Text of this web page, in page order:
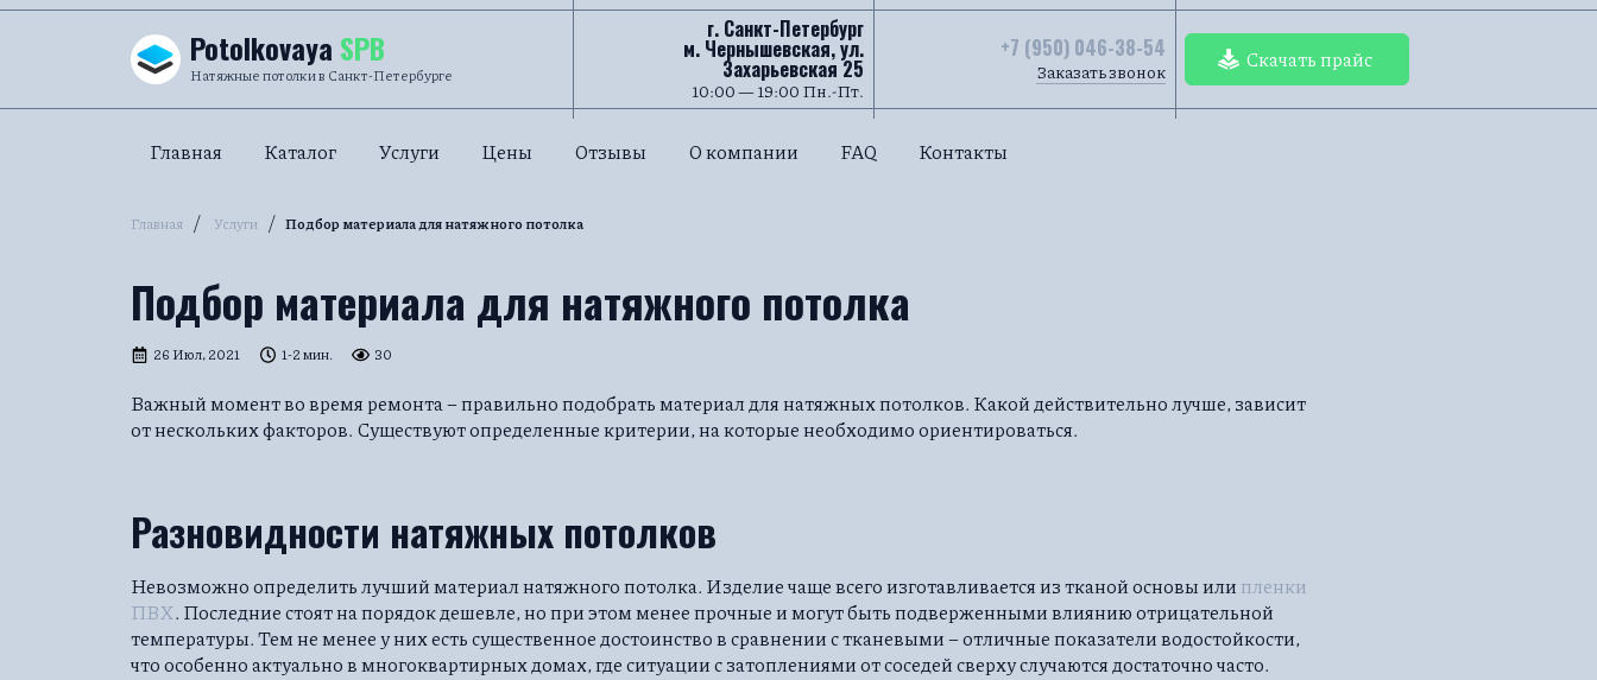
Перейти к содержанию
Potolkovaya SPB
Натяжные потолки в Санкт-Петербурге
г. Санкт-Петербург
м. Чернышевская, ул.
Захарьевская 25
10:00 — 19:00 Пн.-Пт.
+7 (950) 046-38-54
Заказать звонок Скачать прайс
Главная Каталог Услуги Цены Отзывы О компании FAQ Контакты
Главная / Услуги / Подбор материала для натяжного потолка
Подбор материала для натяжного потолка
26 Июл, 2021 1-2 мин. 30
Важный момент во время ремонта – правильно подобрать материал для натяжных потолков. Какой действительно лучше, зависит
от нескольких факторов. Существуют определенные критерии, на которые необходимо ориентироваться.
Разновидности натяжных потолков
Невозможно определить лучший материал натяжного потолка. Изделие чаще всего изготавливается из тканой основы или пленки
ПВХ. Последние стоят на порядок дешевле, но при этом менее прочные и могут быть подверженными влиянию отрицательной
температуры. Тем не менее у них есть существенное достоинство в сравнении с тканевыми – отличные показатели водостойкости,
что особенно актуально в многоквартирных домах, где ситуации с затоплениями от соседей сверху случаются достаточно часто.